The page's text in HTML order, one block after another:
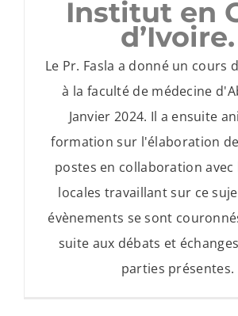
Institut en
d’Ivoire.
Le Pr. Fasla a donné un cours
à la faculté de médecine
Janvier 2024. Il a ensuite
formation sur l'élaboration
postes en collaboration avec
locales travaillant sur ce
évènements se sont
suite aux débats et
parties présentes.